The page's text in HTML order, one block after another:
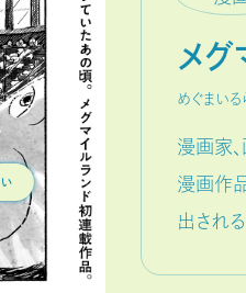
メグ
めぐまいる
漫画家
漫画作
出され